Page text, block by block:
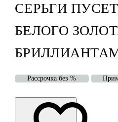
СЕРЬГИ
БЕЛОГО
Рассрочка без %